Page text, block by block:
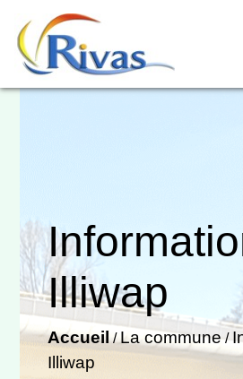
Illiwap
Accueil/La commune/
Illiwap